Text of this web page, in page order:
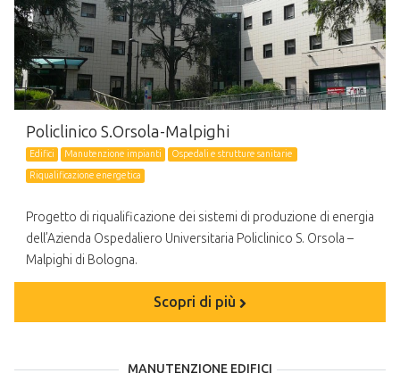
Policlinico S.Orsola-Malpighi
Edifici Manutenzione impianti
Ospedali e strutture sanitarie
Riqualificazione energetica
Progetto di riqualificazione dei sistemi di produzione di energia
dell’Azienda Ospedaliero Universitaria Policlinico S. Orsola –
Malpighi di Bologna.
Scopri di più
MANUTENZIONE EDIFICI